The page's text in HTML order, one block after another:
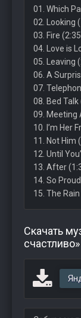
01. Which
02. Looking
03. Fire
04. Love is
05. Leaving
06. A
07.
08. Bed Talk
09. Meeting
10. I’m Her
11. Not Him
12. Until
13. After
14. So
15. The
Скачать